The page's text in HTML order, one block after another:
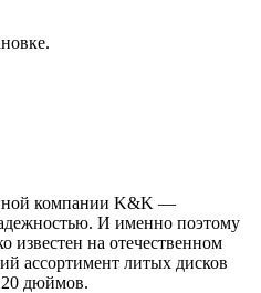
компании K&K —
И именно поэтому
известен на отечественном
ассортимент литых дисков
20 дюймов.